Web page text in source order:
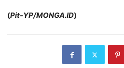
(Pit-YP/MONGA.ID)